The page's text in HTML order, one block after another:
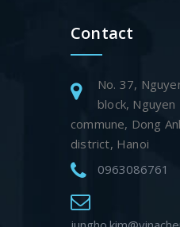
Contact
No. 37,
block, Nguyen
commune, Dong
district, Hanoi
0963086761